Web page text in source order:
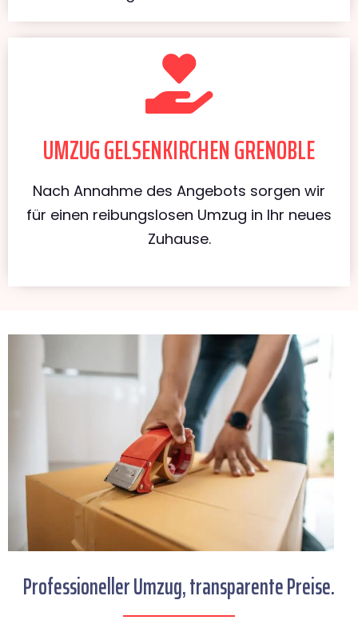
UMZUG GELSENKIRCHEN GRENOBLE
Nach Annahme des Angebots sorgen wir
für einen reibungslosen Umzug in Ihr neues
Zuhause.
Professioneller Umzug, transparente Preise.